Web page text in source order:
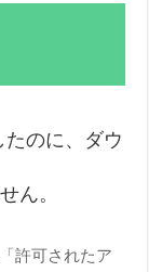
のに、ダウ
ん。
許可されたア